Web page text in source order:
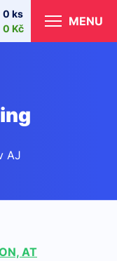
0 ks
0 Kč
MENU
AJ
AT